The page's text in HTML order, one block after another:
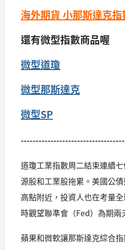
海外期貨 小那斯達克
還有微型指數商品喔
微型道瓊
微型那斯達克
微型SP
道瓊工業指數周二結束連續
源股和工業股拖累。美國公
高點附近，投資人也在考量
時觀望聯準會（Fed）為期兩
蘋果和微軟讓那斯達克綜合